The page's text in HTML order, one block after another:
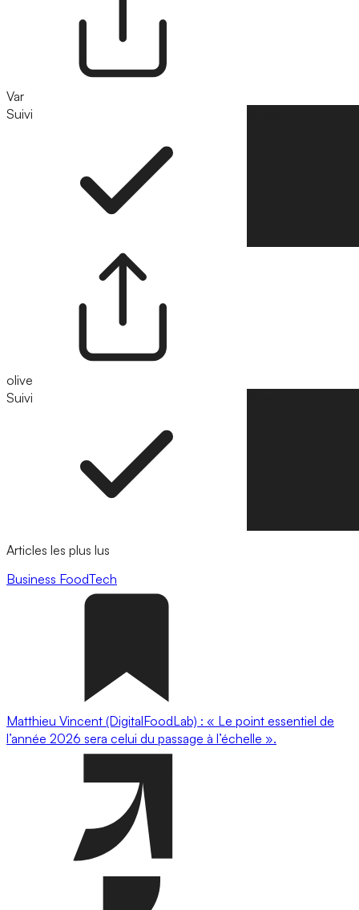
Var
Suivi
olive
Suivi
Articles les plus lus
Business FoodTech
Matthieu Vincent (DigitalFoodLab) : « Le point essentiel de
l’année 2026 sera celui du passage à l’échelle ».